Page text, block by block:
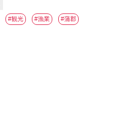
#観光 #漁業 #蒲郡